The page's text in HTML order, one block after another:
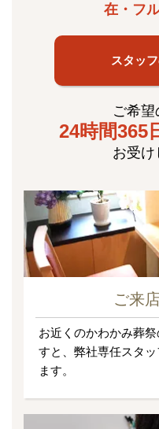
在・フ
スタッ
ご希
24時間365
お受け
ご来
お近くのかわかみ葬
すと、弊社専任スタ
ます。